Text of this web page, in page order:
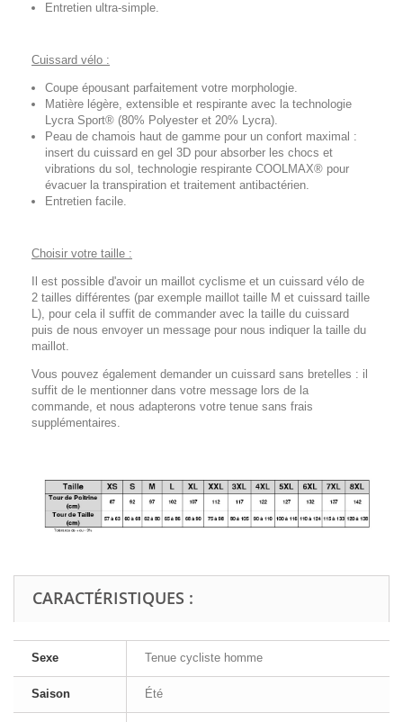
Entretien ultra-simple.
Cuissard vélo :
Coupe épousant parfaitement votre morphologie.
Matière légère, extensible et respirante avec la technologie
Lycra Sport® (80% Polyester et 20% Lycra).
Peau de chamois haut de gamme pour un confort maximal :
insert du cuissard en gel 3D pour absorber les chocs et
vibrations du sol, technologie respirante COOLMAX® pour
évacuer la transpiration et traitement antibactérien.
Entretien facile.
Choisir votre taille :
Il est possible d'avoir un maillot cyclisme et un cuissard vélo de
2 tailles différentes (par exemple maillot taille M et cuissard taille
L), pour cela il suffit de commander avec la taille du cuissard
puis de nous envoyer un message pour nous indiquer la taille du
maillot.
Vous pouvez également demander un cuissard sans bretelles : il
suffit de le mentionner dans votre message lors de la
commande, et nous adapterons votre tenue sans frais
supplémentaires.
CARACTÉRISTIQUES :
Sexe Tenue cycliste homme
Saison Été